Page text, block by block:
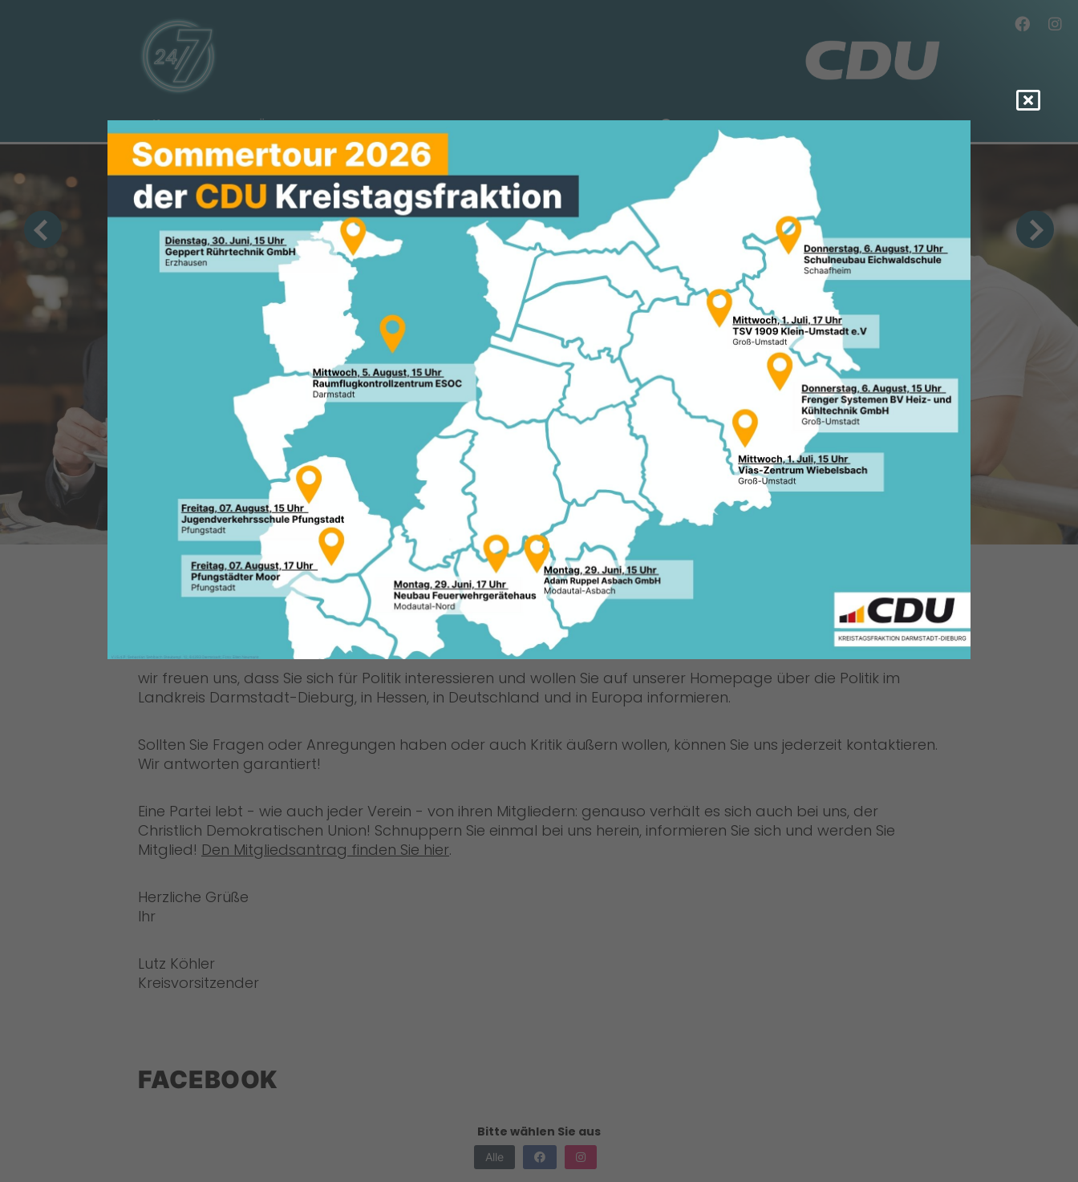
Aktuelles Über uns Vereinigungen Arbeitskreise Mitmachen
HERZLICH WILLKOMMEN BEI DER CDU DARMSTADT-DIEBURG!
Liebe Bürgerin, lieber Bürger,
wir freuen uns, dass Sie sich für Politik interessieren und wollen Sie auf unserer Homepage über die Politik im
Landkreis Darmstadt-Dieburg, in Hessen, in Deutschland und in Europa informieren.
Sollten Sie Fragen oder Anregungen haben oder auch Kritik äußern wollen, können Sie uns jederzeit kontaktieren.
Wir antworten garantiert!
Eine Partei lebt - wie auch jeder Verein - von ihren Mitgliedern: genauso verhält es sich auch bei uns, der
Christlich Demokratischen Union! Schnuppern Sie einmal bei uns herein, informieren Sie sich und werden Sie
Mitglied! Den Mitgliedsantrag finden Sie hier.
Herzliche Grüße
Ihr
Lutz Köhler
Kreisvorsitzender
FACEBOOK
Bitte wählen Sie aus
Alle